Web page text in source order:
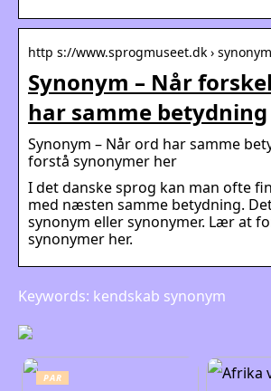
http s://www.sprogmuseet.dk ›
Synonym – Når
har samme betydning
Synonym – Når ord har samme
forstå synonymer her
I det danske sprog kan man ofte
med næsten samme betydning.
synonym eller synonymer. Lær at
synonymer her.
Keywords: kendskab synonym
PAR